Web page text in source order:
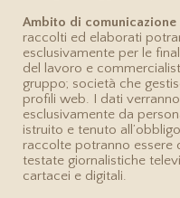
Ambito di
raccolti ed elaborati
esclusivamente per le
del lavoro e
gruppo; società che
profili web. I dati
esclusivamente da
istruito e tenuto
raccolte potranno essere
testate giornalistiche
cartacei e digitali.